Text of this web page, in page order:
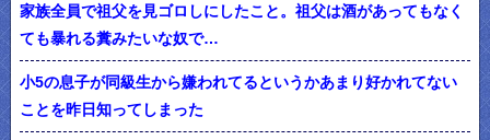
家族全員で祖父を見ゴロしにしたこと。祖父は酒があってもなく
ても暴れる糞みたいな奴で…
小5の息子が同級生から嫌われてるというかあまり好かれてない
ことを昨日知ってしまった